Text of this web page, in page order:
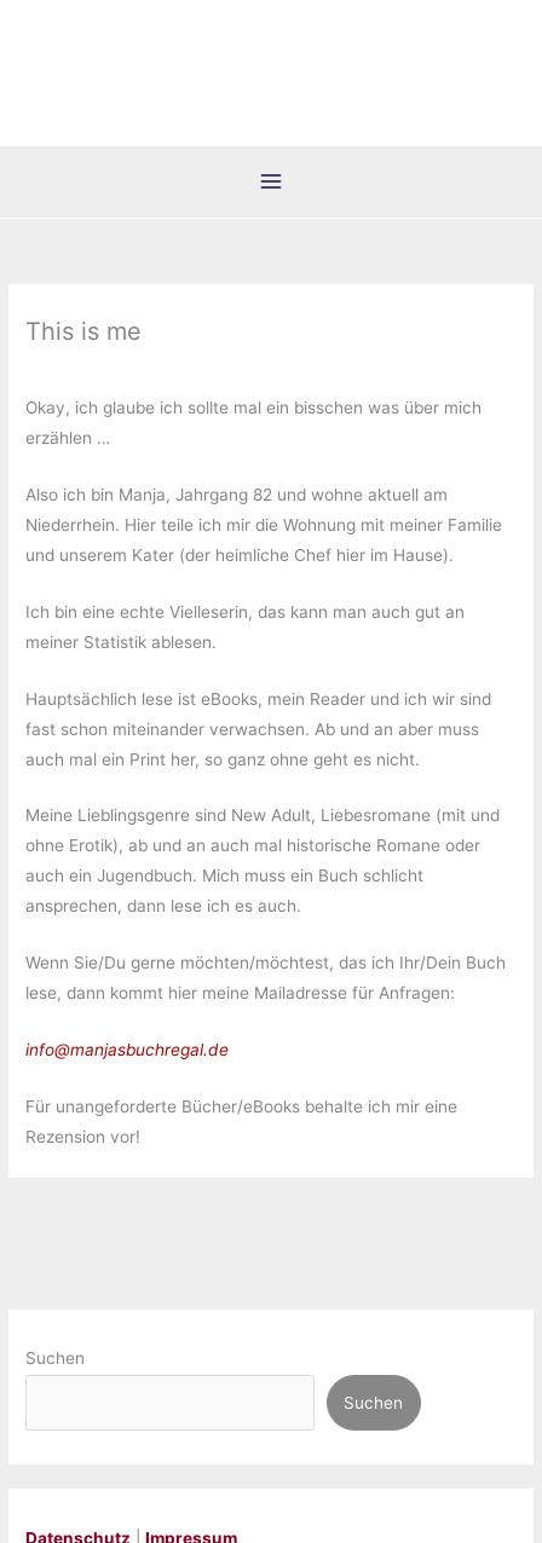
This is me
Okay, ich glaube ich sollte mal ein bisschen was über mich
erzählen …
Also ich bin Manja, Jahrgang 82 und wohne aktuell am
Niederrhein. Hier teile ich mir die Wohnung mit meiner Familie
und unserem Kater (der heimliche Chef hier im Hause).
Ich bin eine echte Vielleserin, das kann man auch gut an
meiner Statistik ablesen.
Hauptsächlich lese ist eBooks, mein Reader und ich wir sind
fast schon miteinander verwachsen. Ab und an aber muss
auch mal ein Print her, so ganz ohne geht es nicht.
Meine Lieblingsgenre sind New Adult, Liebesromane (mit und
ohne Erotik), ab und an auch mal historische Romane oder
auch ein Jugendbuch. Mich muss ein Buch schlicht
ansprechen, dann lese ich es auch.
Wenn Sie/Du gerne möchten/möchtest, das ich Ihr/Dein Buch
lese, dann kommt hier meine Mailadresse für Anfragen:
info@manjasbuchregal.de
Für unangeforderte Bücher/eBooks behalte ich mir eine
Rezension vor!
Suchen
Suchen
Datenschutz |Impressum